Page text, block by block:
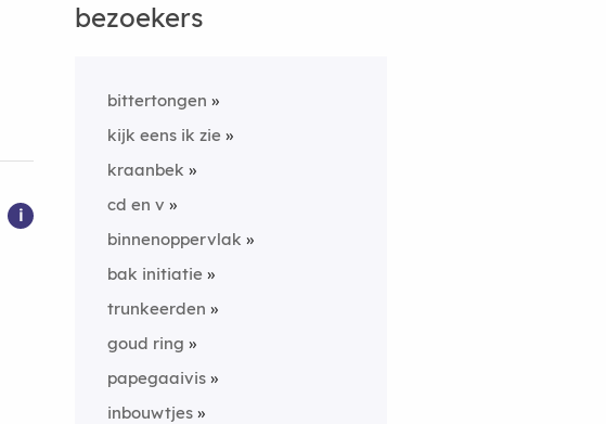
i
bezoekers
bittertongen
kijk eens ik zie
kraanbek
cd en v
binnenoppervlak
bak initiatie
trunkeerden
goud ring
papegaaivis
inbouwtjes